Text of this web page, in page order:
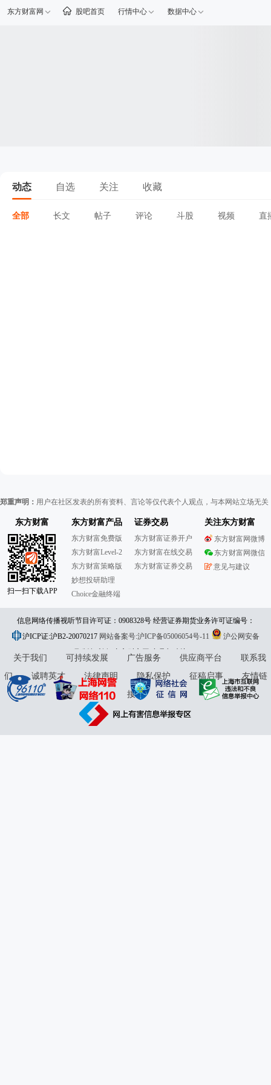
东方财富网 股吧首页 行情中心 数据中心
动态 自选 关注 收藏
全部 长文 帖子 评论 斗股 视频 直
郑重声明： 用户在社区发表的所有资料、言论等仅代表个人观点，与本网站立场无
东方财富
扫一扫下载APP
东方财富产品
东方财富免费版
东方财富Level-2
东方财富策略版
妙想投研助理
Choice金融终端
证券交易
东方财富证券开户
东方财富在线交易
东方财富证券交易
关注东方财富
东方财富网微博
东方财富网微信
意见与建议
信息网络传播视听节目许可证：0908328号 经营证券期货业务许可证编号：
913101046312860336 违法和不良信息举报:021-61278686 举报邮箱：
jubao@eastmoney.com
沪ICP证:沪B2-20070217 网站备案号:沪ICP备05006054号-11
沪公网安备
31010402000120号版权所有:东方财富网意见与建议:4000300059/952500
关于我们 可持续发展 广告服务 供应商平台
联系我
们
诚聘英才 法律声明 隐私保护 征稿启事
友情链
接